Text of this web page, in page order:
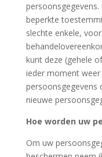
beperkte
slechte enkele,
kunt deze (gehele
ieder moment
persoonsgegevens
nieuwe
Hoe worden uw
Om uw